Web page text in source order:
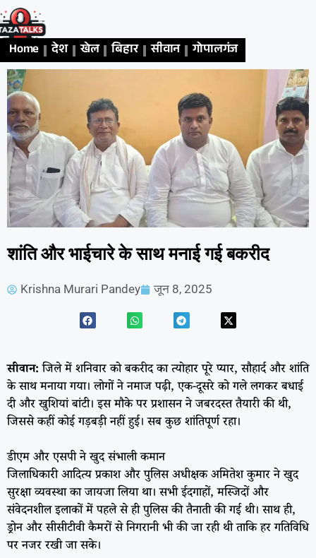
Home देश खेल बिहार सीवान गोपालगंज
शांति और भाईचारे के साथ मनाई गई बकरीद
Krishna Murari Pandey जून 8, 2025
सीवान:जिले में शनिवार को बकरीद का त्योहार पूरे प्यार, सौहार्द और शांति
के साथ मनाया गया। लोगों ने नमाज पढ़ी, एक-दूसरे को गले लगकर बधाई
दी और खुशियां बांटी। इस मौके पर प्रशासन ने जबरदस्त तैयारी की थी,
जिससे कहीं कोई गड़बड़ी नहीं हुई। सब कुछ शांतिपूर्ण रहा।
डीएम और एसपी ने खुद संभाली कमान
जिलाधिकारी आदित्य प्रकाश और पुलिस अधीक्षक अमितेश कुमार ने खुद
सुरक्षा व्यवस्था का जायजा लिया था। सभी ईदगाहों, मस्जिदों और
संवेदनशील इलाकों में पहले से ही पुलिस की तैनाती की गई थी। साथ ही,
ड्रोन और सीसीटीवी कैमरों से निगरानी भी की जा रही थी ताकि हर गतिविधि
पर नजर रखी जा सके।